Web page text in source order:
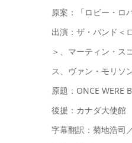
原案：「ロビー・ロ
出演：ザ・バンド＜
＞、マーティン・ス
ス、ヴァン・モリソ
原題：ONCE WERE
後援：カナダ大使館
字幕翻訳：菊地浩司